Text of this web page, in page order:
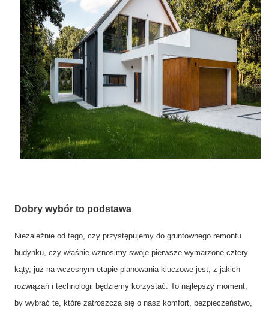
Dobry wybór to podstawa
Niezależnie od tego, czy przystępujemy do gruntownego remontu
budynku, czy właśnie wznosimy swoje pierwsze wymarzone cztery
kąty, już na wczesnym etapie planowania kluczowe jest, z jakich
rozwiązań i technologii będziemy korzystać. To najlepszy moment,
by wybrać te, które zatroszczą się o nasz komfort, bezpieczeństwo,